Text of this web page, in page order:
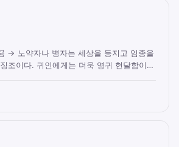
→ 노약자나 병자는 세상을 등지고 임종을
조이다. 귀인에게는 더욱 영귀 현달함이